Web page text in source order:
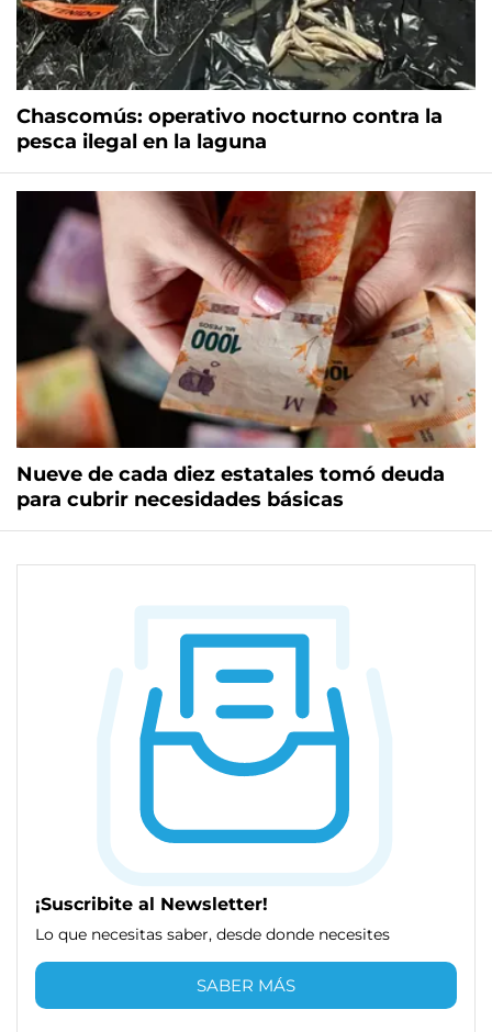
Chascomús: operativo nocturno contra la
pesca ilegal en la laguna
Nueve de cada diez estatales tomó deuda
para cubrir necesidades básicas
¡Suscribite al Newsletter!
Lo que necesitas saber, desde donde necesites
SABER MÁS